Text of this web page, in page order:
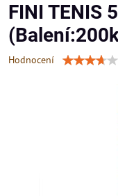
FINI TENIS
Hodnocení